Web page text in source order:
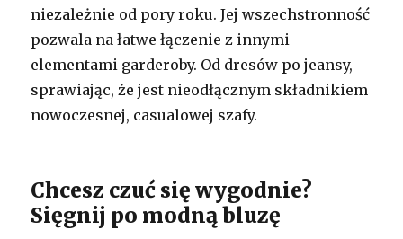
niezależnie od pory roku. Jej wszechstronność
pozwala na łatwe łączenie z innymi
elementami garderoby. Od dresów po jeansy,
sprawiając, że jest nieodłącznym składnikiem
nowoczesnej, casualowej szafy.
Chcesz czuć się wygodnie?
Sięgnij po modną bluzę